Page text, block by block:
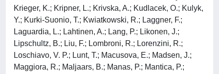
Krieger, K.; Kripner, L.; Krivska, A.; Kudlacek, O.; Kulyk,
Y.; Kurki-Suonio, T.; Kwiatkowski, R.; Laggner, F.;
Laguardia, L.; Lahtinen, A.; Lang, P.; Likonen, J.;
Lipschultz, B.; Liu, F.; Lombroni, R.; Lorenzini, R.;
Loschiavo, V. P.; Lunt, T.; Macusova, E.; Madsen, J.;
Maggiora, R.; Maljaars, B.; Manas, P.; Mantica, P.;